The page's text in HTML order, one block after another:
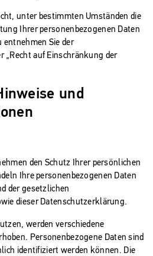
unter bestimmten Umständen die
Ihrer personenbezogenen Daten
Sie der
auf Einschränkung der
und
den Schutz Ihrer persönlichen
Ihre personenbezogenen Daten
der gesetzlichen
dieser Datenschutzerklärung.
werden verschiedene
Personenbezogene Daten sind
identifiziert werden können. Die